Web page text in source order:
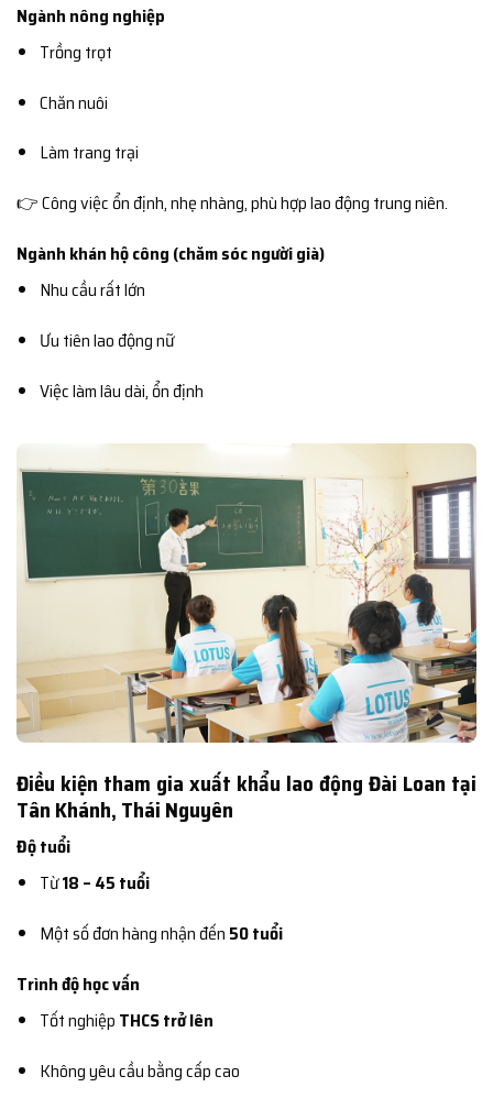
Ngành nông nghiệp
Trồng trọt
Chăn nuôi
Làm trang trại
👉 Công việc ổn định, nhẹ nhàng, phù hợp lao động trung niên.
Ngành khán hộ công (chăm sóc người già)
Nhu cầu rất lớn
Ưu tiên lao động nữ
Việc làm lâu dài, ổn định
Điều kiện tham gia xuất khẩu lao động Đài Loan tại
Tân Khánh, Thái Nguyên
Độ tuổi
Từ18 – 45 tuổi
Một số đơn hàng nhận đến 50 tuổi
Trình độ học vấn
Tốt nghiệp THCS trở lên
Không yêu cầu bằng cấp cao